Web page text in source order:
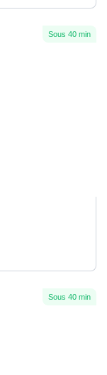
Sous 40 min
Sous 40 min